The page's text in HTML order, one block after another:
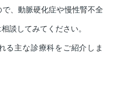
、動脈硬化症や慢性腎不全
談してみてください。
る主な診療科をご紹介しま